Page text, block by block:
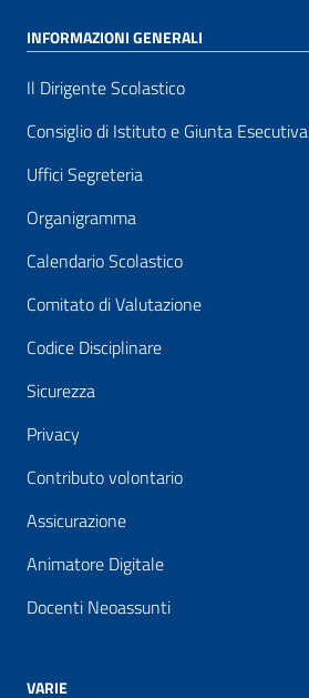
INFORMAZIONI GENERALI
Il Dirigente Scolastico
Consiglio di Istituto e Giunta Esecutiva
Uffici Segreteria
Organigramma
Calendario Scolastico
Comitato di Valutazione
Codice Disciplinare
Sicurezza
Privacy
Contributo volontario
Assicurazione
Animatore Digitale
Docenti Neoassunti
VARIE